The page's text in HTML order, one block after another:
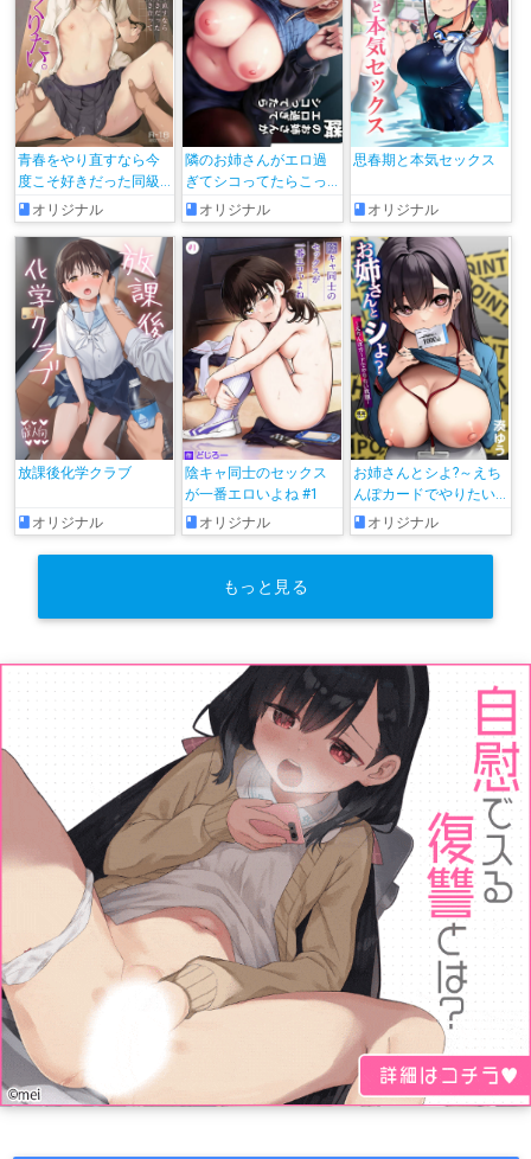
青春をやり直すなら今
度こそ好きだった同級
生と付き合って絶対ヤ
リまくりたい。
オリジナル
隣のお姉さんがエロ過
ぎてシコってたらこっ
そり抜いてくれた話
オリジナル
思春期と本気セックス
オリジナル
放課後化学クラブ
オリジナル
陰キャ同士のセックス
が一番エロいよね #1
オリジナル
お姉さんとシよ?～えち
んぽカードでやりたい
放題～
オリジナル
もっと見る